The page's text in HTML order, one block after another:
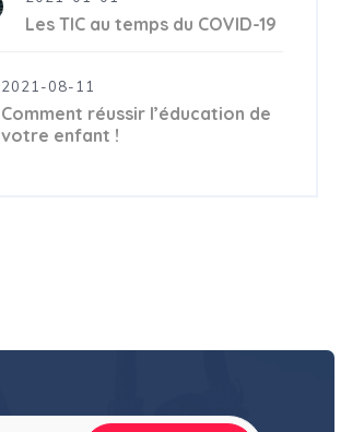
Les TIC au temps du COVID-19
2021-08-11
Comment réussir l’éducation de
votre enfant !